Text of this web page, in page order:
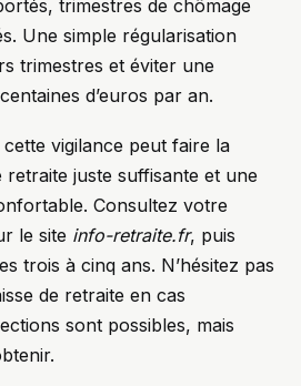
trimestres de chômage
Une simple régularisation
trimestres et éviter une
d’euros par an.
vigilance peut faire la
juste suffisante et une
Consultez votre
le site info-retraite.fr, puis
trois à cinq ans. N’hésitez pas
de retraite en cas
sont possibles, mais